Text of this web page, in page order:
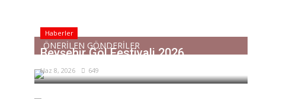
ÖNERİLEN GÖNDERİLER
Haberler
Beyşehir Göl Festivali 2026
Haz 8, 2026 649